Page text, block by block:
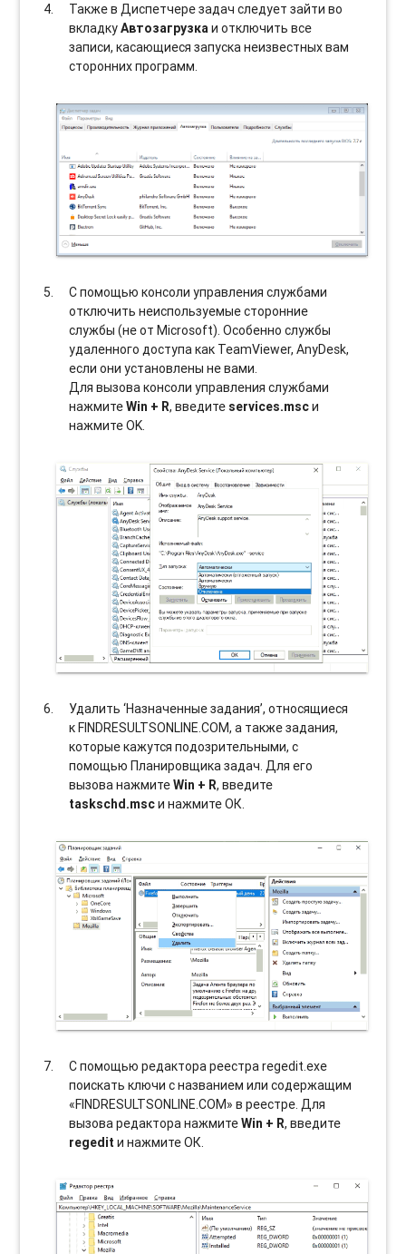
Также в Диспетчере задач следует зайти во
вкладкуАвтозагрузкаи отключить все
записи, касающиеся запуска неизвестных вам
сторонних программ.
С помощью консоли управления службами
отключить неиспользуемые сторонние
службы (не от Microsoft). Особенно службы
удаленного доступа как TeamViewer, AnyDesk,
если они установлены не вами.
Для вызова консоли управления службами
нажмитеWin + R, введите services.mscи
нажмите OK.
Удалить ‘Назначенные задания’, относящиеся
к FINDRESULTSONLINE.COM, а также задания,
которые кажутся подозрительными, с
помощью Планировщика задач. Для его
вызова нажмитеWin + R, введите
taskschd.mscи нажмите ОК.
С помощью редактора реестра regedit.exe
поискать ключи с названием или содержащим
«FINDRESULTSONLINE.COM» в реестре. Для
вызова редактора нажмитеWin + R, введите
regedit и нажмите ОК.